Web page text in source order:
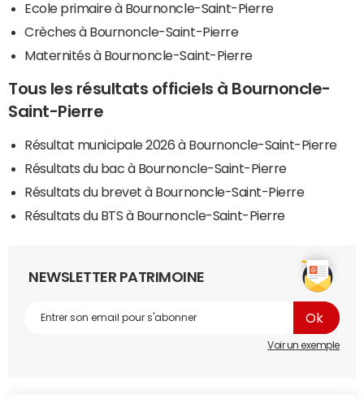
Ecole primaire à Bournoncle-Saint-Pierre
Crèches à Bournoncle-Saint-Pierre
Maternités à Bournoncle-Saint-Pierre
Tous les résultats officiels à Bournoncle-
Saint-Pierre
Résultat municipale 2026 à Bournoncle-Saint-Pierre
Résultats du bac à Bournoncle-Saint-Pierre
Résultats du brevet à Bournoncle-Saint-Pierre
Résultats du BTS à Bournoncle-Saint-Pierre
NEWSLETTER PATRIMOINE
Voir un exemple